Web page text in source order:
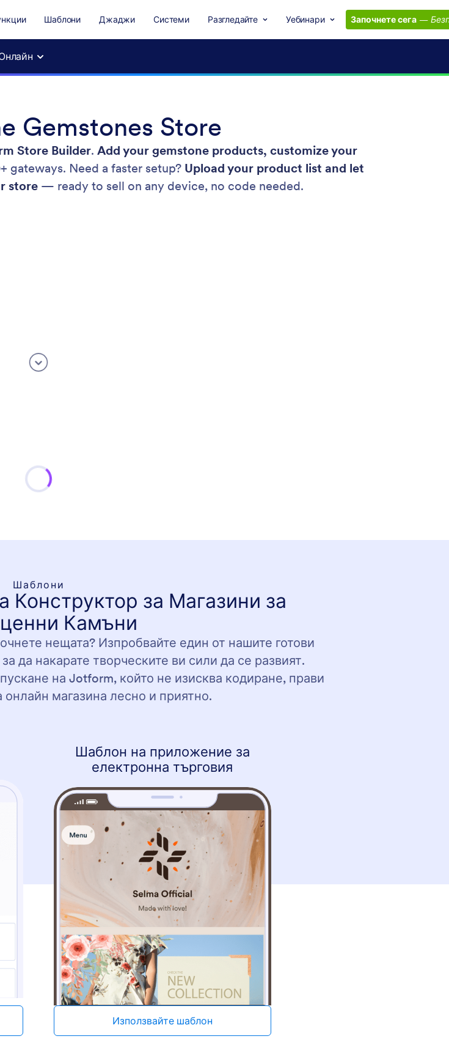
Шаблони Джаджи Системи Разгледайте Уебинари Започнете сега—
Gemstones Store
Store Builder. Add your gemstone products, customize your
gateways. Need a faster setup? Upload your product list and let
store — ready to sell on any device, no code needed.
Шаблони
Конструктор за Магазини за
Камъни
нещата? Изпробвайте един от нашите готови
да накарате творческите ви сили да се развият.
на Jotform, който не изисква кодиране, прави
магазина лесно и приятно.
Шаблон на приложение за
електронна търговия
Използвайте шаблон